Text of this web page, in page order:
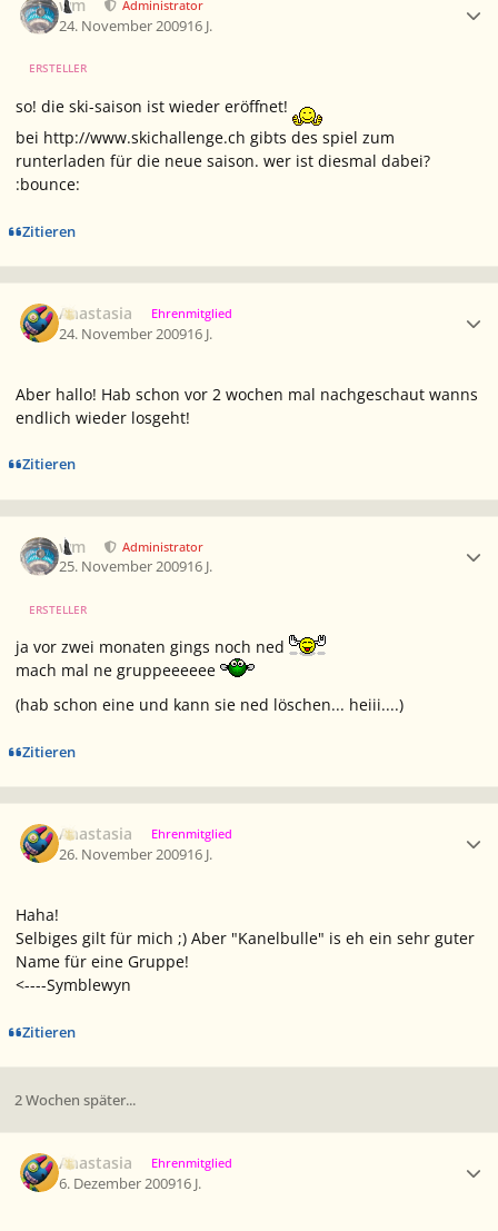
wm Administrator
24. November 200916 J.
ERSTELLER
so! die ski-saison ist wieder eröffnet!
bei http://www.skichallenge.ch gibts des spiel zum
runterladen für die neue saison. wer ist diesmal dabei?
:bounce:
Zitieren
Anastasia Ehrenmitglied
24. November 200916 J.
Aber hallo! Hab schon vor 2 wochen mal nachgeschaut wanns
endlich wieder losgeht!
Zitieren
wm Administrator
25. November 200916 J.
ERSTELLER
ja vor zwei monaten gings noch ned
mach mal ne gruppeeeeee
(hab schon eine und kann sie ned löschen... heiii....)
Zitieren
Anastasia Ehrenmitglied
26. November 200916 J.
Haha!
Selbiges gilt für mich ;) Aber "Kanelbulle" is eh ein sehr guter
Name für eine Gruppe!
<----Symblewyn
Zitieren
2 Wochen später...
Anastasia Ehrenmitglied
6. Dezember 200916 J.